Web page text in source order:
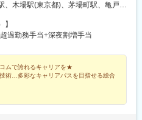
、佐賀県、長崎県、熊本県、大分
、木場駅(東京都)、茅場町駅、亀戸
笹塚駅、芦花公園駅、六本木駅、新
尾駅、上野御徒町駅、岩本町駅、
護国寺駅、三鷹駅、府中駅(東京
川南駅、福生駅、国立駅、豊田駅、
、柿生駅、元町・中華街駅、横浜
庫駅、本厚木駅、上大岡駅、大和
駅、たまプラーザ駅、センター南
過勤務手当+深夜割増手当
ムで誇れるキャリアを★
術…多彩なキャリアパスを目指せる総合